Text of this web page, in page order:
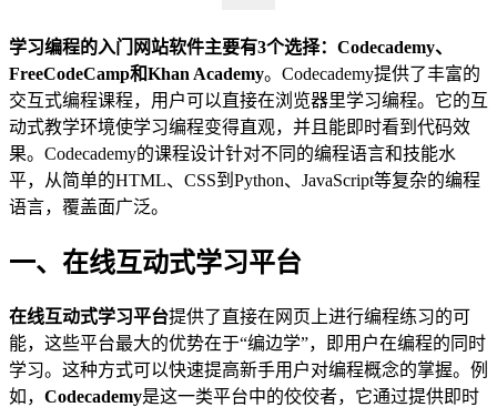
学习编程的入门网站软件主要有3个选择：Codecademy、
FreeCodeCamp和Khan Academy。Codecademy提供了丰富的
交互式编程课程，用户可以直接在浏览器里学习编程。它的互
动式教学环境使学习编程变得直观，并且能即时看到代码效
果。Codecademy的课程设计针对不同的编程语言和技能水
平，从简单的HTML、CSS到Python、JavaScript等复杂的编程
语言，覆盖面广泛。
一、在线互动式学习平台
在线互动式学习平台提供了直接在网页上进行编程练习的可
能，这些平台最大的优势在于“编边学”，即用户在编程的同时
学习。这种方式可以快速提高新手用户对编程概念的掌握。例
如， Codecademy是这一类平台中的佼佼者，它通过提供即时